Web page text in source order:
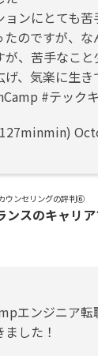
ンにとても苦
たのですが、
が、苦手なこ
げ、気楽に生
#テック
ウンセリングの評判⑥
ンスのキャリ
エンジニア転
した！